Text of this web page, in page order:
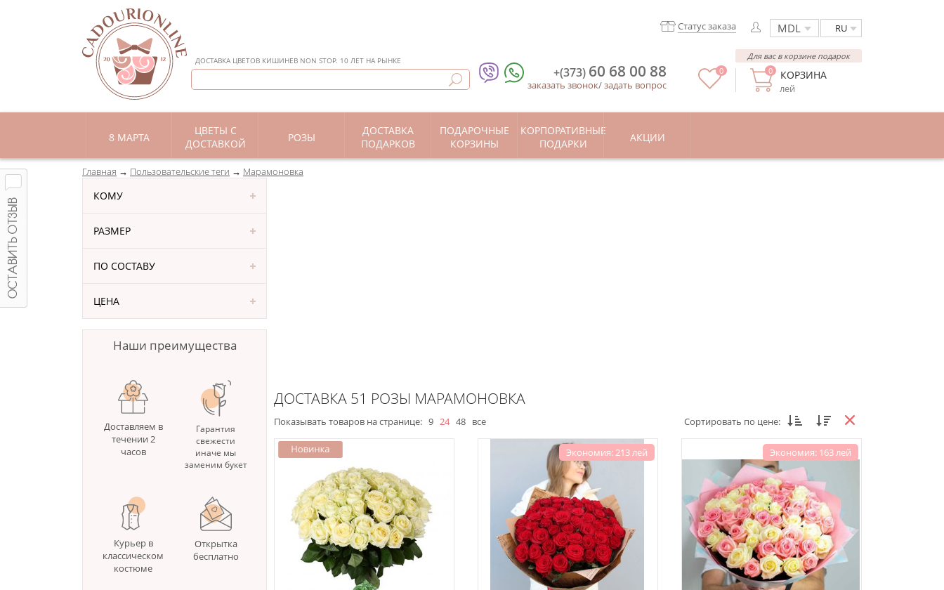
ДОСТАВКА ЦВЕТОВ КИШИНЕВ NON STOP. 10 ЛЕТ НА РЫНКЕ
RU
Статус заказа
КОРЗИНА
лей
0
Для вас в корзине подарок
0
+(373) 60 68 00 88
заказать звонок/задать вопрос
8 МАРТА
ЦВЕТЫ С
ДОСТАВКОЙ
РОЗЫ
ДОСТАВКА
ПОДАРКОВ
ПОДАРОЧНЫЕ
КОРЗИНЫ
КОРПОРАТИВНЫЕ
ПОДАРКИ
АКЦИИ
Главная Пользовательские теги Марамоновка
КОМУ
РАЗМЕР
ПО СОСТАВУ
ЦЕНА
Наши преимущества
Доставляем в
течении 2
часов
Гарантия
свежести
иначе мы
заменим букет
Курьер в
классическом
костюме
Открытка
бесплатно
ДОСТАВКА 51 РОЗЫ МАРАМОНОВКА
Показывать товаров на странице: 9 24 48 все Сортировать по цене:
Экономия: 213 лей Экономия: 163 лей